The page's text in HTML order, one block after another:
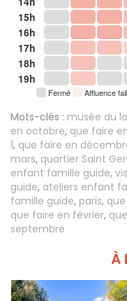
15h
16h
17h
18h
19h
Fermé Affluence
Mots-clés : musée du
en octobre, que faire
1, que faire en
mars, quartier Saint
enfant famille guide,
guide, ateliers enfant
famille guide, paris,
que faire en février,
septembre
À